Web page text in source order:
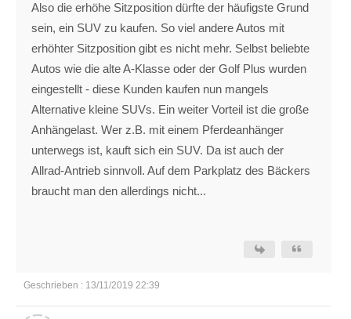
Also die erhöhe Sitzposition dürfte der häufigste Grund
sein, ein SUV zu kaufen. So viel andere Autos mit
erhöhter Sitzposition gibt es nicht mehr. Selbst beliebte
Autos wie die alte A-Klasse oder der Golf Plus wurden
eingestellt - diese Kunden kaufen nun mangels
Alternative kleine SUVs. Ein weiter Vorteil ist die große
Anhängelast. Wer z.B. mit einem Pferdeanhänger
unterwegs ist, kauft sich ein SUV. Da ist auch der
Allrad-Antrieb sinnvoll. Auf dem Parkplatz des Bäckers
braucht man den allerdings nicht...
Geschrieben : 13/11/2019 22:39